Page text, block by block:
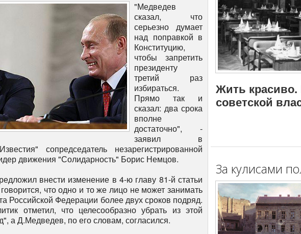
"Медведев
сказал, что
серьезно думает
над поправкой в
Конституцию,
чтобы запретить
президенту
третий раз
избираться.
Прямо так и
сказал: два срока
вполне
достаточно", -
заявил в
сопредседатель незарегистрированной
движения "Солидарность" Борис Немцов.
внести изменение в 4-ю главу 81-й статьи
что одно и то же лицо не может занимать
Российской Федерации более двух сроков подряд.
отметил, что целесообразно убрать из этой
а Д.Медведев, по его словам, согласился.
Жить
советской
За кулисами